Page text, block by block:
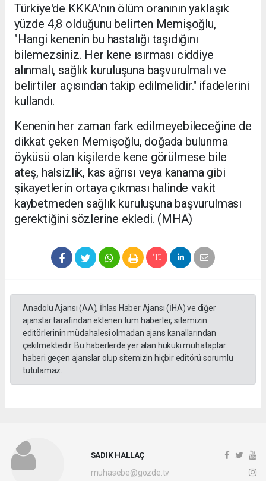
Türkiye'de KKKA'nın ölüm oranının yaklaşık
yüzde 4,8 olduğunu belirten Memişoğlu,
"Hangi kenenin bu hastalığı taşıdığını
bilemezsiniz. Her kene ısırması ciddiye
alınmalı, sağlık kuruluşuna başvurulmalı ve
belirtiler açısından takip edilmelidir." ifadelerini
kullandı.
Kenenin her zaman fark edilmeyebileceğine de
dikkat çeken Memişoğlu, doğada bulunma
öyküsü olan kişilerde kene görülmese bile
ateş, halsizlik, kas ağrısı veya kanama gibi
şikayetlerin ortaya çıkması halinde vakit
kaybetmeden sağlık kuruluşuna başvurulması
gerektiğini sözlerine ekledi. (MHA)
Anadolu Ajansı (AA), İhlas Haber Ajansı (İHA) ve diğer
ajanslar tarafından eklenen tüm haberler, sitemizin
editörlerinin müdahalesi olmadan ajans kanallarından
çekilmektedir. Bu haberlerde yer alan hukuki muhataplar
haberi geçen ajanslar olup sitemizin hiçbir editörü sorumlu
tutulamaz.
SADIK HALLAÇ
muhasebe@gozde.tv